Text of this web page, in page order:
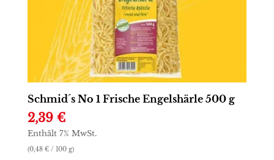
Schmid´s No 1 Frische Engelshärle 500 g
2,39 €
Enthält 7% MwSt.
(0,48 €/ 100 g)